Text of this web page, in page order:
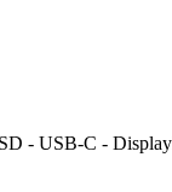
- USB-C -